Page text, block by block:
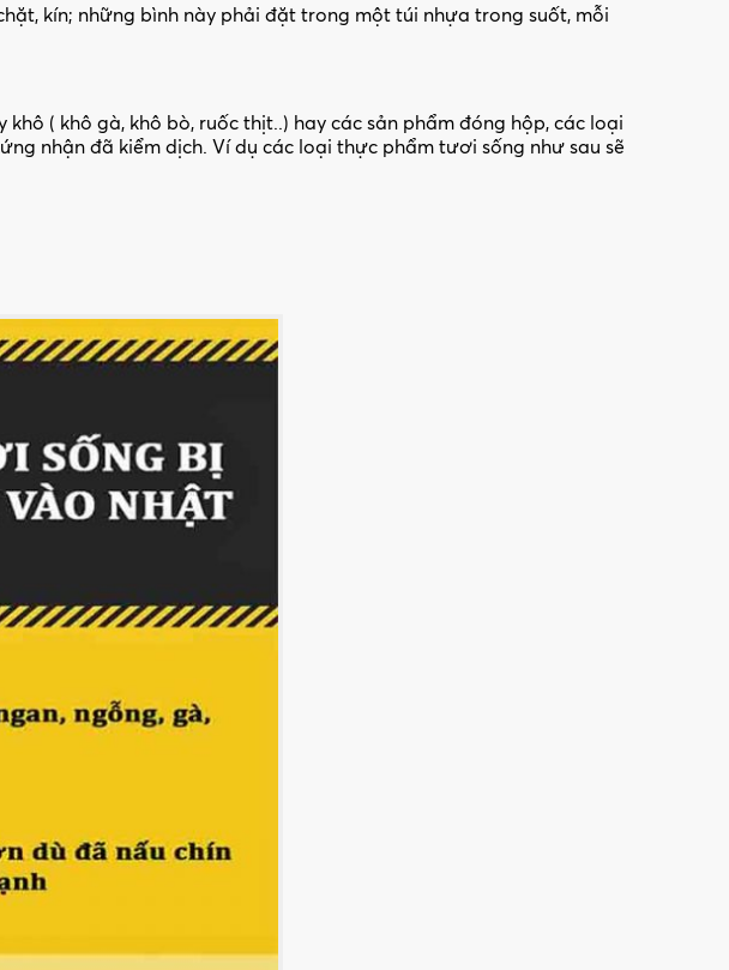
kín; những bình này phải đặt trong một túi nhựa trong suốt, mỗi
( khô gà, khô bò, ruốc thịt..) hay các sản phẩm đóng hộp, các loại
nhận đã kiểm dịch. Ví dụ các loại thực phẩm tươi sống như sau sẽ